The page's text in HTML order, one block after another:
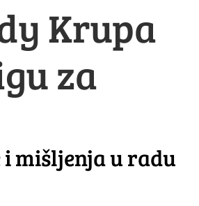
Krupa
za
i mišljenja u radu